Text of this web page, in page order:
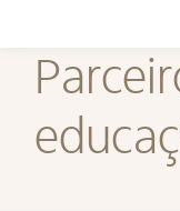
Institucional
Nossas ações